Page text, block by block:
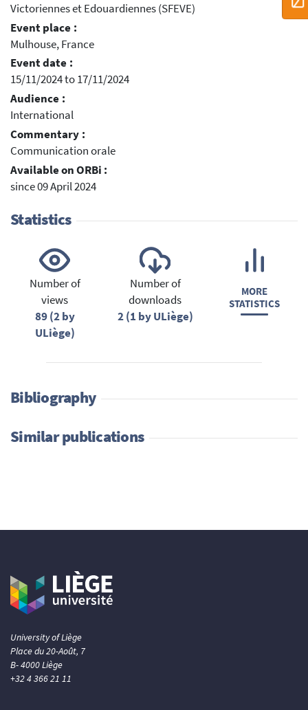
Victoriennes et Edouardiennes (SFEVE)
Event place :
Mulhouse, France
Event date :
15/11/2024 to 17/11/2024
Audience :
International
Commentary :
Communication orale
Available on ORBi :
since 09 April 2024
Statistics
Number of
views
89 (2 by
ULiège)
Number of
downloads
2 (1 by ULiège)
MORE
STATISTICS
Bibliography
Similar publications
University of Liège
Place du 20-Août, 7
B- 4000 Liège
+32 4 366 21 11